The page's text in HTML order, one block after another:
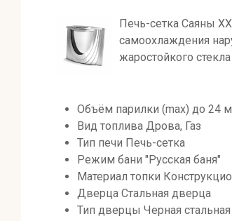
Печь-сетка Саяны
самоохлаждения
жаростойкого
Объём парилки (max) до 24
Вид топлива Дрова, Газ
Тип печи Печь-сетка
Режим бани "Русская баня"
Материал топки
Дверца Стальная дверца
Тип дверцы Черная